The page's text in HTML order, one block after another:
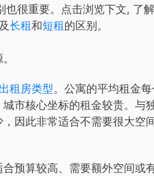
也很重要。点击浏览下文, 了解
长租和短租的区别。
租房类型。公寓的平均租金
市核心坐标的租金较贵。与
因此非常适合不需要很大空
合预算较高、需要额外空间或